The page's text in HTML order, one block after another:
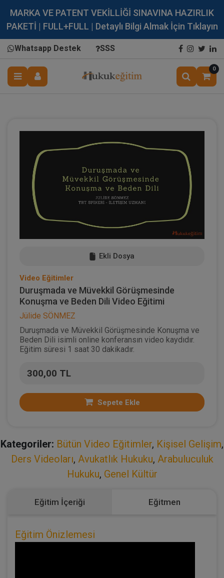
MARKA VE PATENT VEKİLLİĞİ SINAVINA HAZIRLIK
PAKETİ | FULL+FULL | Detaylı Bilgi Almak İçin Tıklayın
Whatsapp Destek SSS
0
Ekli Dosya
Video Eğitimler
Duruşmada ve Müvekkil Görüşmesinde
Konuşma ve Beden Dili Video Eğitimi
Jülide SÖNMEZ
Duruşmada ve Müvekkil Görüşmesinde Konuşma ve
Beden Dili isimli online konferansın video kaydıdır.
Eğitim süresi 1 saat 30 dakikadır.
300,00 TL
Sepete Ekle
Kategoriler: Bütün Video Eğitimler, Kişisel Gelişim,
Ders Videoları, Avukatlık Hukuku, Arabuluculuk
Hukuku, Genel Kültür
Eğitim İçeriği Eğitmen
Eğitim Önizlemesi